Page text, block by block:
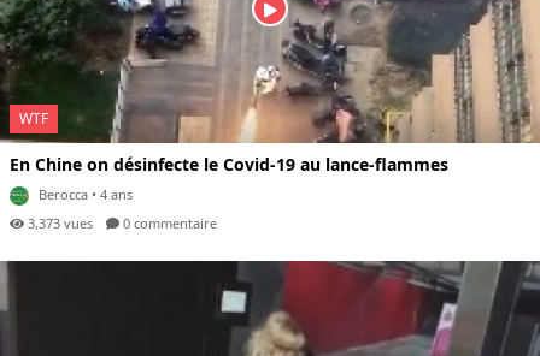
WTF
En Chine on désinfecte le Covid-19 au lance-flammes
Berocca • 4 ans
3,373 vues
0 commentaire